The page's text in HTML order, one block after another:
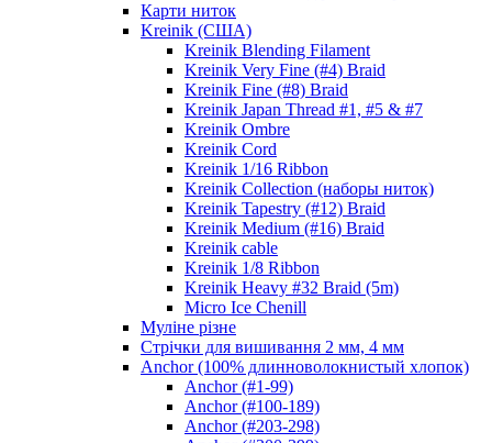
Карти ниток
Kreinik (США)
Kreinik Blending Filament
Kreinik Very Fine (#4) Braid
Kreinik Fine (#8) Braid
Kreinik Japan Thread #1, #5 & #7
Kreinik Ombre
Kreinik Cord
Kreinik 1/16 Ribbon
Kreinik Collection (наборы ниток)
Kreinik Tapestry (#12) Braid
Kreinik Medium (#16) Braid
Kreinik cable
Kreinik 1/8 Ribbon
Kreinik Heavy #32 Braid (5m)
Micro Ice Chenill
Муліне різне
Стрічки для вишивання 2 мм, 4 мм
Anchor (100% длинноволокнистый хлопок)
Anchor (#1-99)
Anchor (#100-189)
Anchor (#203-298)